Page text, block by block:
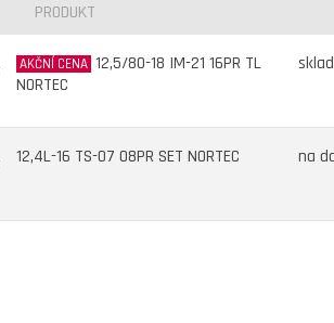
PRODUKT
AKČNÍ CENA 12,5/80-18 IM-21 16PR TL
NORTEC
12,4L-16 TS-07 08PR SET NORTEC na